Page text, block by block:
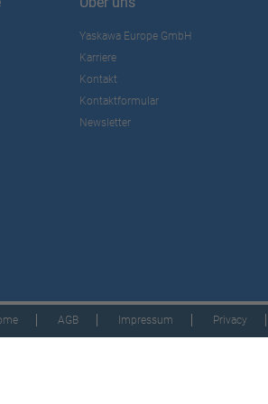
Yaskawa Europe GmbH
Karriere
Kontakt
Kontaktformular
Newsletter
AGB Impressum Privacy